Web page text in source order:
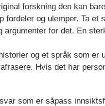
forskning den kan
fordeler og ulemper. Ta et
for det. En
og et språk som er
Hvis det har
som er såpass